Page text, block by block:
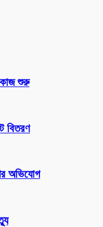
শুরু
বিতরণ
অভিযোগ